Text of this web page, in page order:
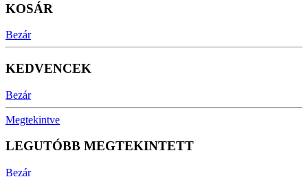
KOSÁR
Bezár
KEDVENCEK
Bezár
Megtekintve
LEGUTÓBB MEGTEKINTETT
Bezár